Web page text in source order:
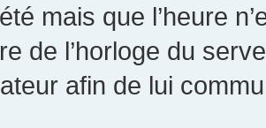
mais que l’heure
de l’horloge du
afin de lui